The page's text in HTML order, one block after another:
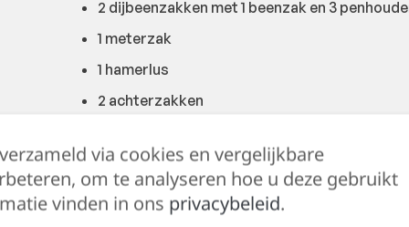
2 dijbeenzakken met 1 beenzak en 3
1 meterzak
1 hamerlus
2 achterzakken
EN ISO 15797:2004/AC:2004
Buitenkant: 65% polyester – 35% katoen
via cookies en vergelijkbare
om te analyseren hoe u deze gebruikt
vinden in ons privacybeleid.